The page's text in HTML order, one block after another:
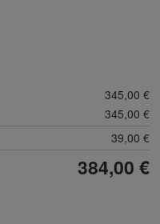
345,00 €
345,00 €
39,00 €
384,00 €